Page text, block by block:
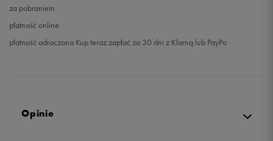
za pobraniem
płatność online
płatność odroczona Kup teraz zapłać za 30 dni z Klarną lub PayPo
Opinie